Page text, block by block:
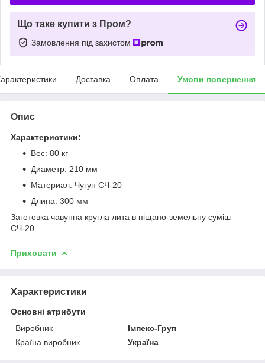
Що таке купити з Пром?
Замовлення під захистом
Доставка Оплата Умови повернення
Опис
Характеристики:
Вес: 80 кг
Диаметр: 210 мм
Материал: Чугун СЧ-20
Длина: 300 мм
Заготовка чавунна кругла лита в піщано-земельну суміш
СЧ-20
Приховати
Характеристики
Основні атрибути
Виробник
Імпекс-Груп
Країна виробник
Україна